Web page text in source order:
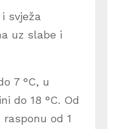
svježa
uz slabe i
7 °C, u
do 18 °C. Od
od 1